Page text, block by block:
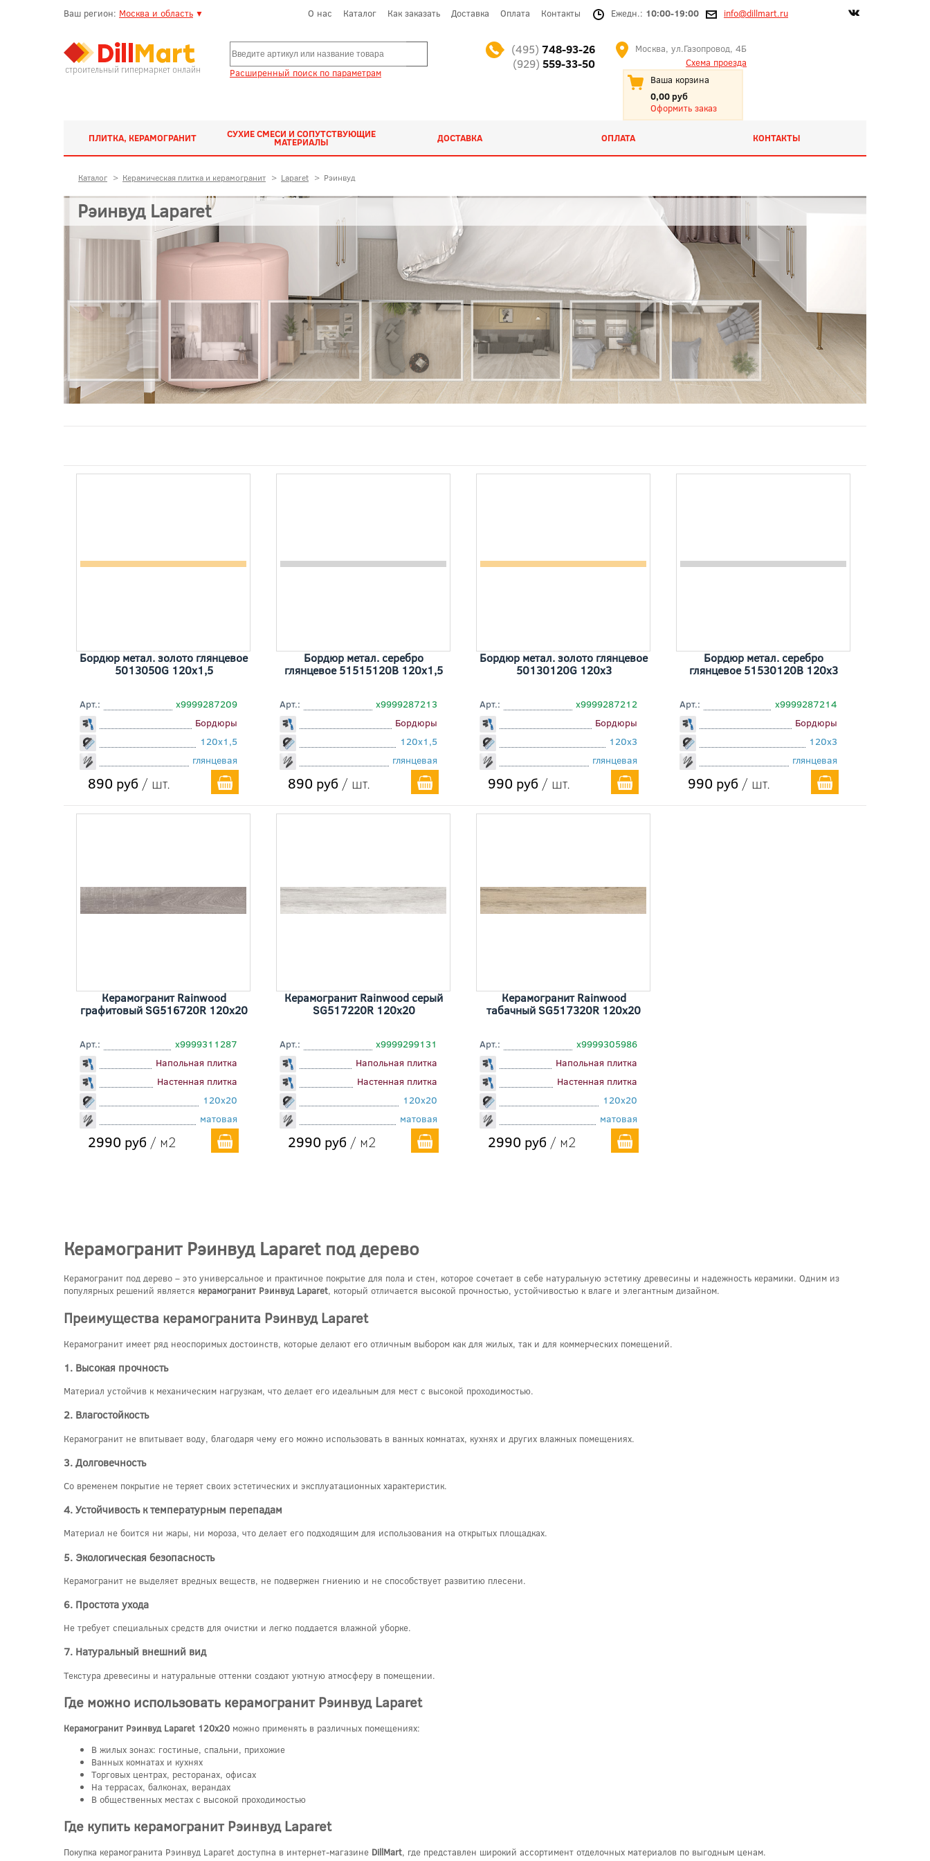
Ваш регион: Москва и область ▼ О нас Каталог Как заказать Доставка Оплата Контакты Ежедн.: 10:00-19:00 info@dillmart.ru
строительный гипермаркет онлайн Расширенный поиск по параметрам
(495) 748-93-26
(929) 559-33-50
Москва, ул.Газопровод, 4Б
Схема проезда
Ваша корзина
0,00 руб
Оформить заказ
ПЛИТКА, КЕРАМОГРАНИТ СУХИЕ СМЕСИ И СОПУТСТВУЮЩИЕ
МАТЕРИАЛЫ ДОСТАВКА ОПЛАТА КОНТАКТЫ
Каталог > Керамическая плитка и керамогранит > Laparet > Рэинвуд
Рэинвуд Laparet
Бордюр метал. золото глянцевое
5013050G 120x1,5
Арт.:
х9999287209
Бордюры
120x1,5
глянцевая
890 руб / шт.
Бордюр метал. серебро
глянцевое 51515120B 120x1,5
Арт.:
х9999287213
Бордюры
120x1,5
глянцевая
890 руб / шт.
Бордюр метал. золото глянцевое
50130120G 120x3
Арт.:
х9999287212
Бордюры
120x3
глянцевая
990 руб / шт.
Бордюр метал. серебро
глянцевое 51530120B 120x3
Арт.:
х9999287214
Бордюры
120x3
глянцевая
990 руб / шт.
Керамогранит Rainwood
графитовый SG516720R 120x20
Арт.:
х9999311287
Напольная плитка
Настенная плитка
120x20
матовая
2990 руб / м2
Керамогранит Rainwood серый
SG517220R 120x20
Арт.:
х9999299131
Напольная плитка
Настенная плитка
120x20
матовая
2990 руб / м2
Керамогранит Rainwood
табачный SG517320R 120x20
Арт.:
х9999305986
Напольная плитка
Настенная плитка
120x20
матовая
2990 руб / м2
Керамогранит Рэинвуд Laparet под дерево
Керамогранит под дерево – это универсальное и практичное покрытие для пола и стен, которое сочетает в себе натуральную эстетику древесины и надежность керамики. Одним из
популярных решений является керамогранит Рэинвуд Laparet, который отличается высокой прочностью, устойчивостью к влаге и элегантным дизайном.
Преимущества керамогранита Рэинвуд Laparet
Керамогранит имеет ряд неоспоримых достоинств, которые делают его отличным выбором как для жилых, так и для коммерческих помещений.
1. Высокая прочность
Материал устойчив к механическим нагрузкам, что делает его идеальным для мест с высокой проходимостью.
2. Влагостойкость
Керамогранит не впитывает воду, благодаря чему его можно использовать в ванных комнатах, кухнях и других влажных помещениях.
3. Долговечность
Со временем покрытие не теряет своих эстетических и эксплуатационных характеристик.
4. Устойчивость к температурным перепадам
Материал не боится ни жары, ни мороза, что делает его подходящим для использования на открытых площадках.
5. Экологическая безопасность
Керамогранит не выделяет вредных веществ, не подвержен гниению и не способствует развитию плесени.
6. Простота ухода
Не требует специальных средств для очистки и легко поддается влажной уборке.
7. Натуральный внешний вид
Текстура древесины и натуральные оттенки создают уютную атмосферу в помещении.
Где можно использовать керамогранит Рэинвуд Laparet
Керамогранит Рэинвуд Laparet 120x20 можно применять в различных помещениях:
В жилых зонах: гостиные, спальни, прихожие
Ванных комнатах и кухнях
Торговых центрах, ресторанах, офисах
На террасах, балконах, верандах
В общественных местах с высокой проходимостью
Где купить керамогранит Рэинвуд Laparet
Покупка керамогранита Рэинвуд Laparet доступна в интернет-магазине DillMart, где представлен широкий ассортимент отделочных материалов по выгодным ценам.